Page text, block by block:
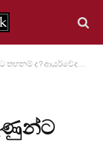
කොමසාරිස් පිළිතුරු දෙයි